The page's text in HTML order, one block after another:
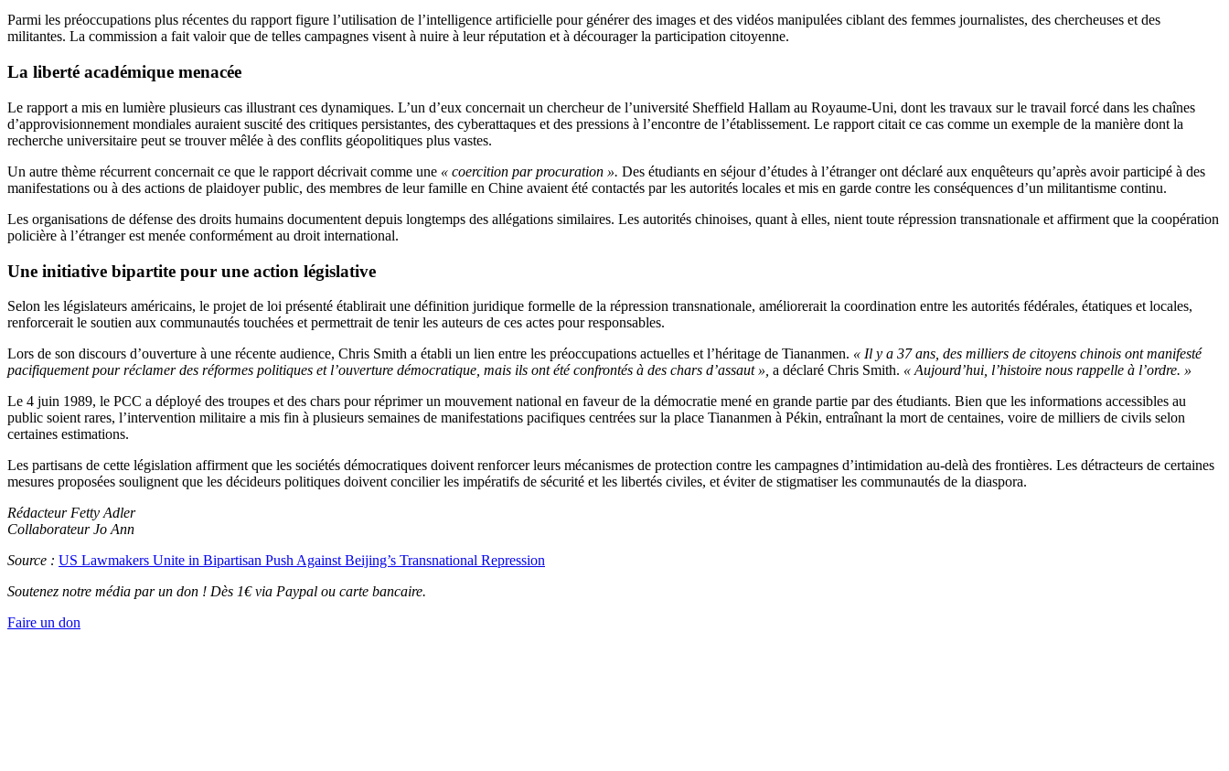
Parmi les préoccupations plus récentes du rapport figure l’utilisation de l’intelligence artificielle pour générer des images et des vidéos manipulées ciblant des femmes journalistes, des chercheuses et des
militantes. La commission a fait valoir que de telles campagnes visent à nuire à leur réputation et à décourager la participation citoyenne.
La liberté académique menacée
Le rapport a mis en lumière plusieurs cas illustrant ces dynamiques. L’un d’eux concernait un chercheur de l’université Sheffield Hallam au Royaume-Uni, dont les travaux sur le travail forcé dans les chaînes
d’approvisionnement mondiales auraient suscité des critiques persistantes, des cyberattaques et des pressions à l’encontre de l’établissement. Le rapport citait ce cas comme un exemple de la manière dont la
recherche universitaire peut se trouver mêlée à des conflits géopolitiques plus vastes.
Un autre thème récurrent concernait ce que le rapport décrivait comme une « coercition par procuration ». Des étudiants en séjour d’études à l’étranger ont déclaré aux enquêteurs qu’après avoir participé à des
manifestations ou à des actions de plaidoyer public, des membres de leur famille en Chine avaient été contactés par les autorités locales et mis en garde contre les conséquences d’un militantisme continu.
Les organisations de défense des droits humains documentent depuis longtemps des allégations similaires. Les autorités chinoises, quant à elles, nient toute répression transnationale et affirment que la coopération
policière à l’étranger est menée conformément au droit international.
Une initiative bipartite pour une action législative
Selon les législateurs américains, le projet de loi présenté établirait une définition juridique formelle de la répression transnationale, améliorerait la coordination entre les autorités fédérales, étatiques et locales,
renforcerait le soutien aux communautés touchées et permettrait de tenir les auteurs de ces actes pour responsables.
Lors de son discours d’ouverture à une récente audience, Chris Smith a établi un lien entre les préoccupations actuelles et l’héritage de Tiananmen. « Il y a 37 ans, des milliers de citoyens chinois ont manifesté
pacifiquement pour réclamer des réformes politiques et l’ouverture démocratique, mais ils ont été confrontés à des chars d’assaut », a déclaré Chris Smith. « Aujourd’hui, l’histoire nous rappelle à l’ordre. »
Le 4 juin 1989, le PCC a déployé des troupes et des chars pour réprimer un mouvement national en faveur de la démocratie mené en grande partie par des étudiants. Bien que les informations accessibles au
public soient rares, l’intervention militaire a mis fin à plusieurs semaines de manifestations pacifiques centrées sur la place Tiananmen à Pékin, entraînant la mort de centaines, voire de milliers de civils selon
certaines estimations.
Les partisans de cette législation affirment que les sociétés démocratiques doivent renforcer leurs mécanismes de protection contre les campagnes d’intimidation au-delà des frontières. Les détracteurs de certaines
mesures proposées soulignent que les décideurs politiques doivent concilier les impératifs de sécurité et les libertés civiles, et éviter de stigmatiser les communautés de la diaspora.
Rédacteur Fetty Adler
Collaborateur Jo Ann
Source : US Lawmakers Unite in Bipartisan Push Against Beijing’s Transnational Repression
Soutenez notre média par un don ! Dès 1€ via Paypal ou carte bancaire.
Faire un don